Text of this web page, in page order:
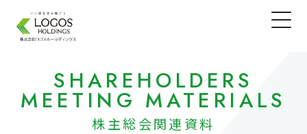
SHAREHOLDERS
MEETING MATERIALS
株主総会関連資料